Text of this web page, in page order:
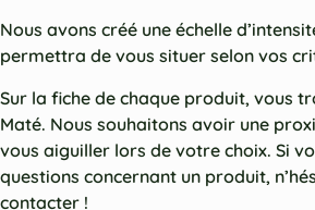
Nous avons créé une échelle
permettra de vous situer selon vos
Sur la fiche de chaque produit, vous
Maté. Nous souhaitons avoir une
vous aiguiller lors de votre choix. Si
questions concernant un produit,
contacter !